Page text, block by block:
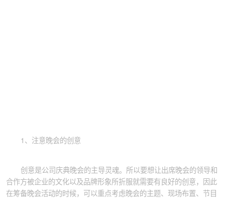
1、注意晚会的创意
创意是公司庆典晚会的主导灵魂。所以要想让出席晚会的领导和
合作方被企业的文化以及品牌形象所折服就需要有良好的创意，因此
在筹备晚会活动的时候，可以重点考虑晚会的主题、现场布置、节目